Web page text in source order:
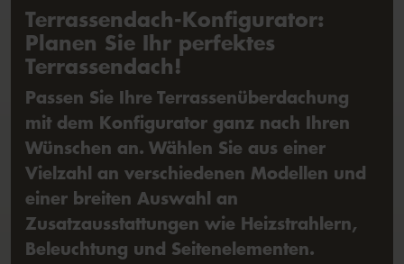
Terrassendach-Konfigurator:
Planen Sie Ihr perfektes
Terrassendach!
Passen Sie Ihre Terrassenüberdachung
mit dem Konfigurator ganz nach Ihren
Wünschen an. Wählen Sie aus einer
Vielzahl an verschiedenen Modellen und
einer breiten Auswahl an
Zusatzausstattungen wie Heizstrahlern,
Beleuchtung und Seitenelementen.